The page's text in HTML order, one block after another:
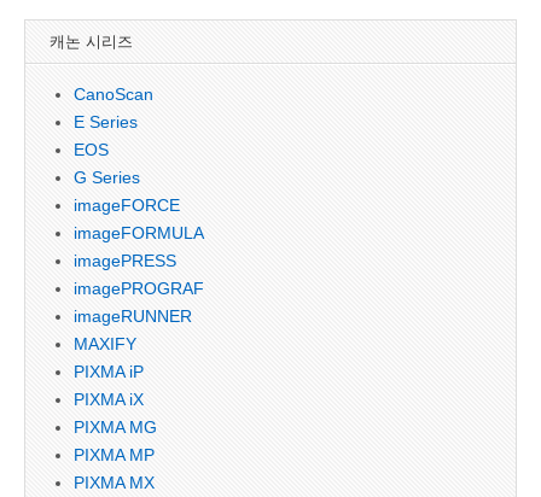
캐논 시리즈
CanoScan
E Series
EOS
G Series
imageFORCE
imageFORMULA
imagePRESS
imagePROGRAF
imageRUNNER
MAXIFY
PIXMA iP
PIXMA iX
PIXMA MG
PIXMA MP
PIXMA MX